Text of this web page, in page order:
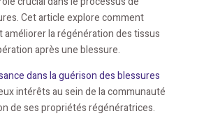
Cet article explore comment
la régénération des tissus
après une blessure.
dans la guérison des blessures
intérêts au sein de la communauté
de ses propriétés régénératrices.